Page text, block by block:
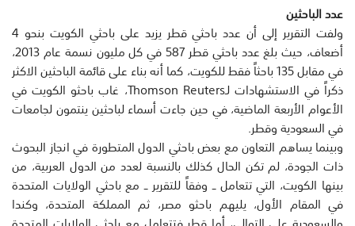
عدد الباحثين
ولفت التقرير إلى أن عدد باحثي قطر يزيد على باحثي الكويت بنحو 4
أضعاف، حيث بلغ عدد باحثي قطر 587 في كل مليون نسمة عام 2013،
في مقابل 135 باحثاً فقط للكويت، كما أنه بناء على قائمة الباحثين الاكثر
ذكراً في الاستشهادات لـThomson Reuters، غاب باحثو الكويت في
الأعوام الأربعة الماضية، في حين جاءت أسماء لباحثين ينتمون لجامعات
في السعودية وقطر.
وبينما يساهم التعاون مع بعض باحثي الدول المتطورة في انجاز البحوث
ذات الجودة، لم تكن الحال كذلك بالنسبة لعدد من الدول العربية، من
بينها الكويت، التي تتعامل ــ وفقاً للتقرير ــ مع باحثي الولايات المتحدة
في المقام الأول، يليهم باحثو مصر، ثم المملكة المتحدة، وكندا